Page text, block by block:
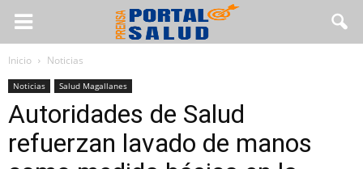
Inicio Noticias
Noticias Salud Magallanes
Autoridades de Salud
refuerzan lavado de manos